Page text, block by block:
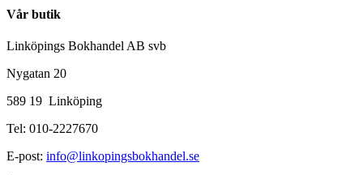
Vår butik
Linköpings Bokhandel AB svb
Nygatan 20
589 19 Linköping
Tel: 010-2227670
E-post: info@linkopingsbokhandel.se